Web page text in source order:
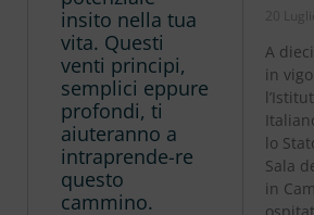
insito nella tua
vita. Questi
venti principi,
semplici eppure
profondi, ti
aiuteranno a
intraprende-re
questo
cammino.
20
A
in
lo
Sala
in